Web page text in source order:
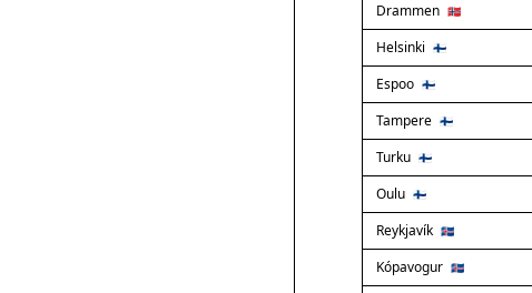
Drammen 🇳🇴
Helsinki 🇫🇮
Espoo 🇫🇮
Tampere 🇫🇮
Turku 🇫🇮
Oulu 🇫🇮
Reykjavík 🇮🇸
Kópavogur 🇮🇸